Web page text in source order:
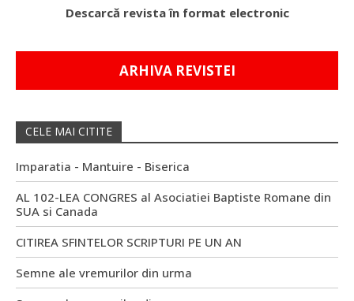
Descarcă revista în format electronic
ARHIVA REVISTEI
CELE MAI CITITE
Imparatia - Mantuire - Biserica
AL 102-LEA CONGRES al Asociatiei Baptiste Romane din
SUA si Canada
CITIREA SFINTELOR SCRIPTURI PE UN AN
Semne ale vremurilor din urma